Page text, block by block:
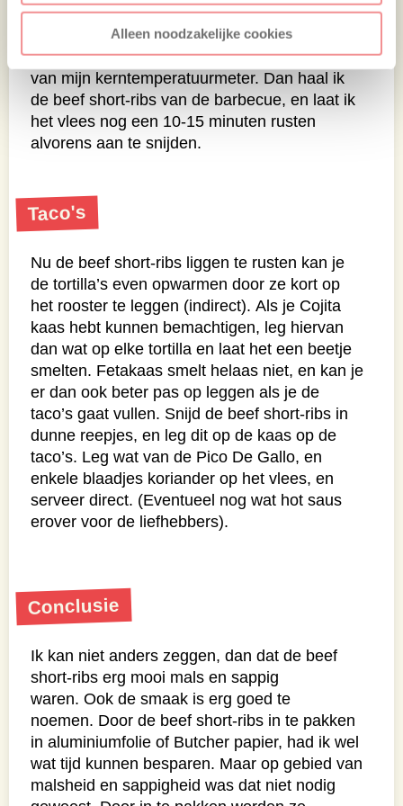
Alleen noodzakelijke cookies
Uiteindelijk na 12 uur hebben de beef short-
kerntemperatuur van 89°C bereikt en
voel ik weinig tot geen weerstand met de punt
van mijn kerntemperatuurmeter. Dan haal ik
de beef short-ribs van de barbecue, en laat ik
het vlees nog een 10-15 minuten rusten
alvorens aan te snijden.
Taco's
Nu de beef short-ribs liggen te rusten kan je
de tortilla’s even opwarmen door ze kort op
het rooster te leggen (indirect). Als je Cojita
kaas hebt kunnen bemachtigen, leg hiervan
dan wat op elke tortilla en laat het een beetje
smelten. Fetakaas smelt helaas niet, en kan je
er dan ook beter pas op leggen als je de
taco’s gaat vullen. Snijd de beef short-ribs in
dunne reepjes, en leg dit op de kaas op de
taco’s. Leg wat van de Pico De Gallo, en
enkele blaadjes koriander op het vlees, en
serveer direct. (Eventueel nog wat hot saus
erover voor de liefhebbers).
Conclusie
Ik kan niet anders zeggen, dan dat de beef
short-ribs erg mooi mals en sappig
waren. Ook de smaak is erg goed te
noemen. Door de beef short-ribs in te pakken
in aluminiumfolie of Butcher papier, had ik wel
wat tijd kunnen besparen. Maar op gebied van
malsheid en sappigheid was dat niet nodig